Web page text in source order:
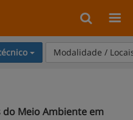
Modalidade /
Meio Ambiente em